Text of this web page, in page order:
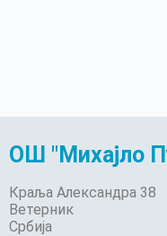
ОШ "Михајло
Краља Александра 38
Ветерник
Србија